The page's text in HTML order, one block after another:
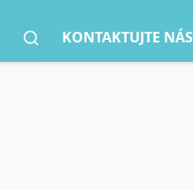
KONTAKTUJTE NÁS